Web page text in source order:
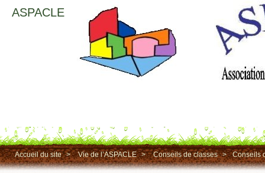
ASPACLE
Accueil du site > Vie de l’ASPACLE > Conseils de classes > Conseils